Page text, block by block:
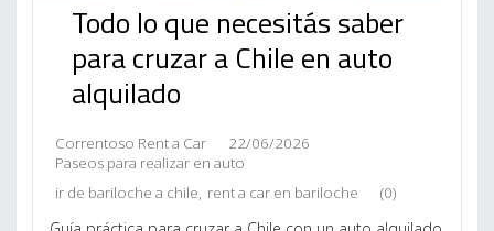
Todo lo que necesitás saber
para cruzar a Chile en auto
alquilado
Correntoso Rent a Car
22/06/2026
Paseos para realizar en auto
ir de bariloche a chile, rent a car en bariloche (0)